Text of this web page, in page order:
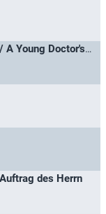
A Young Doctor's Notebook / A Young Doctor's Notebook & Other Stories
des Herrn